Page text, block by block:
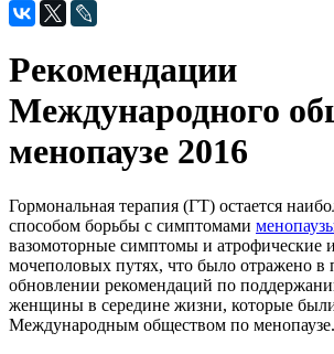
Рекомендации
Международного
менопаузе 2016
Гормональная терапия (ГТ) остается
способом борьбы с симптомами
вазомоторные симптомы и атрофические
мочеполовых путях, что было отражено в
обновлении рекомендаций по
женщины в середине жизни, которые
Международным обществом по менопаузе.